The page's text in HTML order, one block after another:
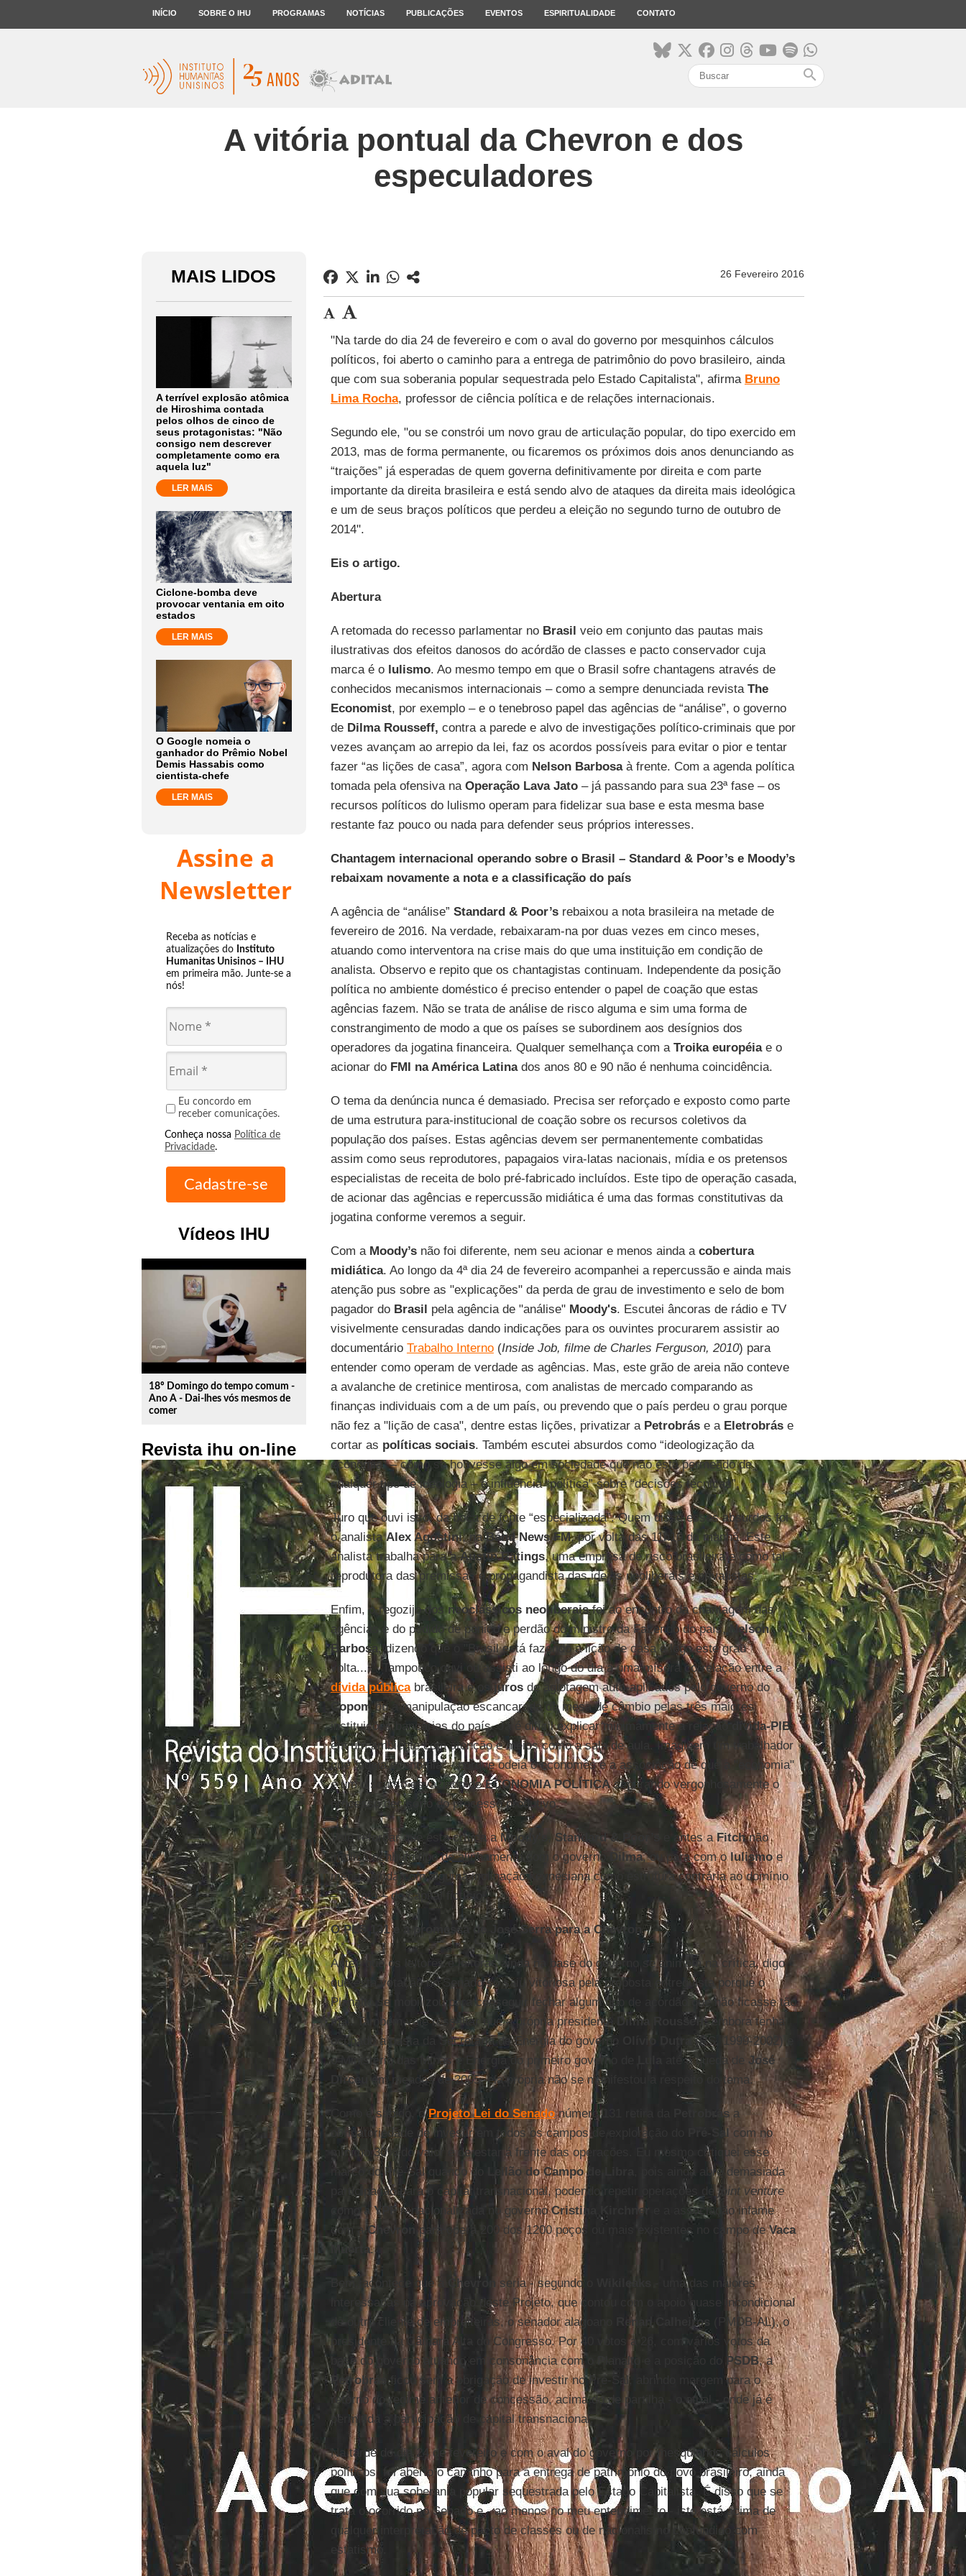
INÍCIO SOBRE O IHU PROGRAMAS NOTÍCIAS PUBLICAÇÕES EVENTOS ESPIRITUALIDADE CONTATO
search
A vitória pontual da Chevron e dos
especuladores
MAIS LIDOS
A terrível explosão atômica
de Hiroshima contada
pelos olhos de cinco de
seus protagonistas: "Não
consigo nem descrever
completamente como era
aquela luz"
LER MAIS
Ciclone-bomba deve
provocar ventania em oito
estados
LER MAIS
O Google nomeia o
ganhador do Prêmio Nobel
Demis Hassabis como
cientista-chefe
LER MAIS
Assine a
Newsletter
Receba as notícias e
atualizações do Instituto
Humanitas Unisinos – IHU
em primeira mão. Junte-se a
nós!
Eu concordo em
receber comunicações.
Conheça nossa Política de
Privacidade.
Vídeos IHU
play_circle_outline
18º Domingo do tempo comum -
Ano A - Dai-lhes vós mesmos de
comer
Revista ihu on-line
26 Fevereiro 2016
"Na tarde do dia 24 de fevereiro e com o aval do governo por mesquinhos cálculos
políticos, foi aberto o caminho para a entrega de patrimônio do povo brasileiro, ainda
que com sua soberania popular sequestrada pelo Estado Capitalista", afirma Bruno
Lima Rocha, professor de ciência política e de relações internacionais.
Segundo ele, "ou se constrói um novo grau de articulação popular, do tipo exercido em
2013, mas de forma permanente, ou ficaremos os próximos dois anos denunciando as
“traições” já esperadas de quem governa definitivamente por direita e com parte
importante da direita brasileira e está sendo alvo de ataques da direita mais ideológica
e um de seus braços políticos que perdeu a eleição no segundo turno de outubro de
2014".
Eis o artigo.
Abertura
A retomada do recesso parlamentar no Brasil veio em conjunto das pautas mais
ilustrativas dos efeitos danosos do acórdão de classes e pacto conservador cuja
marca é o lulismo. Ao mesmo tempo em que o Brasil sofre chantagens através de
conhecidos mecanismos internacionais – como a sempre denunciada revista The
Economist, por exemplo – e o tenebroso papel das agências de “análise”, o governo
deDilma Rousseff, contra a parede e alvo de investigações político-criminais que por
vezes avançam ao arrepio da lei, faz os acordos possíveis para evitar o pior e tentar
fazer “as lições de casa”, agora com Nelson Barbosaà frente. Com a agenda política
tomada pela ofensiva na Operação Lava Jato– já passando para sua 23ª fase – os
recursos políticos do lulismo operam para fidelizar sua base e esta mesma base
restante faz pouco ou nada para defender seus próprios interesses.
Chantagem internacional operando sobre o Brasil – Standard & Poor’s e Moody’s
rebaixam novamente a nota e a classificação do país
A agência de “análise” Standard & Poor’srebaixou a nota brasileira na metade de
fevereiro de 2016. Na verdade, rebaixaram-na por duas vezes em cinco meses,
atuando como interventora na crise mais do que uma instituição em condição de
analista. Observo e repito que os chantagistas continuam. Independente da posição
política no ambiente doméstico é preciso entender o papel de coação que estas
agências fazem. Não se trata de análise de risco alguma e sim uma forma de
constrangimento de modo a que os países se subordinem aos desígnios dos
operadores da jogatina financeira. Qualquer semelhança com a Troika européiae o
acionar do FMI na América Latinados anos 80 e 90 não é nenhuma coincidência.
O tema da denúncia nunca é demasiado. Precisa ser reforçado e exposto como parte
de uma estrutura para-institucional de coação sobre os recursos coletivos da
população dos países. Estas agências devem ser permanentemente combatidas
assim como seus reprodutores, papagaios vira-latas nacionais, mídia e os pretensos
especialistas de receita de bolo pré-fabricado incluídos. Este tipo de operação casada,
de acionar das agências e repercussão midiática é uma das formas constitutivas da
jogatina conforme veremos a seguir.
Com a Moody’snão foi diferente, nem seu acionar e menos ainda a cobertura
midiática. Ao longo da 4ª dia 24 de fevereiro acompanhei a repercussão e ainda mais
atenção pus sobre as "explicações" da perda de grau de investimento e selo de bom
pagador do Brasil pela agência de "análise" Moody's. Escutei âncoras de rádio e TV
visivelmente censuradas dando indicações para os ouvintes procurarem assistir ao
documentário Trabalho Interno(Inside Job, filme de Charles Ferguson, 2010) para
entender como operam de verdade as agências. Mas, este grão de areia não conteve
a avalanche de cretinice mentirosa, com analistas de mercado comparando as
finanças individuais com a de um país, ou prevendo que o país perdeu o grau porque
não fez a "lição de casa", dentre estas lições, privatizar a Petrobráse a Eletrobráse
cortar as políticas sociais. Também escutei absurdos como “ideologização da
economia” – como se houvesse algo em sociedade que não está permeado de
qualquer tipo de ideologia – e influência “política” sobre “decisões técnicas”.
Juro que ouvi isso, da boca de fonte “especializada”. Quem disse esses absurdos foi
o analistaAlex Agostini, naBand News FM, por volta das 11h10 da manhã. Este
analista trabalha para aAustin Ratings, uma empresa de risco brasileira e como tal,
reprodutora das premissas e propagandista das ideias neoliberais e privatistas.
Enfim, o regozijo dosneoclássicos neoliberaisfoi ao encontro da chantagem das
agências e do pedido de penico e perdão do ministro da Fazendo do país,Nelson
Barbosa , dizendo que o "Brasil está fazendo a lição de casa e logo este grau
volta....". Tampouco ouvi ou assisti ao longo do dia a uma mísera correlação entre a
dívida públicabrasileira e osjurosde agiotagem auto-aplicados pelo governo do
Copomou a manipulação escancarada da mesa de câmbio pelas três maiores
instituições bancárias do país. Já é difícil explicar minimamente a relação
dívida-PIB
em um ambiente com atenção e meios como a sala de aula. Imaginem um trabalhador
que "odeia economia" - porque odeia o economês e a associação de que a "economia"
é um discurso esvaziado deECONOMIA POLÍTICAseparando vergonhosamente o
processo decisório do processo produtivo.
Vale reforçar que esta crítica aMoody's ,Standard & Poor’s e antes aFitchnão
implica nenhum tipo de alinhamento com o governo
Dilma, ou para com olulismoe
menos ainda com alguma inclinação keynesiana como estrutura contrária ao domínio
– de fato – do capital fictício.
O PLS 131 e a promessa de José Serra para a Chevron
Antes que os leitores e leitoras ainda na base do governo se animem na crítica, digo
que esta votação no Senado só saiu vitoriosa pela proposta entreguista porque o
Planalto se mobilizou para conseguir fechar algum tipo de acórdão que não ficasse tão
mal. Também vale ressaltar que a própria presidente Dilma Rousseff, embora tenha
ocupado a pasta da Secretaria de Energia do governo
Olívio Dutra
(RS, 1999-2002) e
o Ministério das Minas e Energia do primeiro governo de
até a queda de José
Dirceu
em meados de 2005, ela própria não se manifestou a respeito do tema.
Como é sabido, oProjeto Lei do Senadonúmero 131 retira da Petrobrása
obrigatoriedade de investir em todos os campos de exploração do
Pré-Sal com no
mínimo 30% do valor e de estar á frente das operações. Eu mesmo critiquei esse
marco do Pré-Sal quando do
Leilão do Campo de Libra
, pois ainda abre demasiada
participação para o capital transnacional, podendo repetir operações dejoint venture
como aYPFrenacionalizada no governoCristina Kirchner
e a associação infame
com aChevron para opera 200 dos 1200 poços ou mais existentes no campo deVaca
Muerta.
Bem, acontece que a Chevron seria - segundo o
- uma das maiores
interessadas na aprovação deste Projeto, que contou com o apoio quase incondicional
de outro cliente de empreiteiras, o senador alagoano
Renan Calheiros
(PMDB-AL), o
presidente da Câmara Alta do Congresso. Por 40 votos a 26, com vários votos da
base do governo atuando em consonância com o Planalto e a posição do
PSDB, a
Petrobrás
ficou sem a obrigação de investir no Pré-Sal, abrindo margem para o
retorno do regime anterior de concessão, acima do de partilha - o atual - onde já é
permitida a participação de capital transnacional.
Na tarde do dia 24 de fevereiro e com o aval do governo por mesquinhos cálculos
políticos, foi aberto o caminho para a entrega de patrimônio do povo brasileiro, ainda
que com sua soberania popular sequestrada pelo Estado Capitalista. É disso que se
trata o ocorrido no Senado e - ao menos no meu entendimento - isto está acima de
qualquer interpretação de pacto de classes ou de nacionalismo confundido com
estatismo.